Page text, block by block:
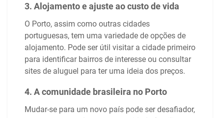
3. Alojamento e ajuste ao custo de vida
O Porto, assim como outras cidades
portuguesas, tem uma variedade de opções de
alojamento. Pode ser útil visitar a cidade primeiro
para identificar bairros de interesse ou consultar
sites de aluguel para ter uma ideia dos preços.
4. A comunidade brasileira no Porto
Mudar-se para um novo país pode ser desafiador,